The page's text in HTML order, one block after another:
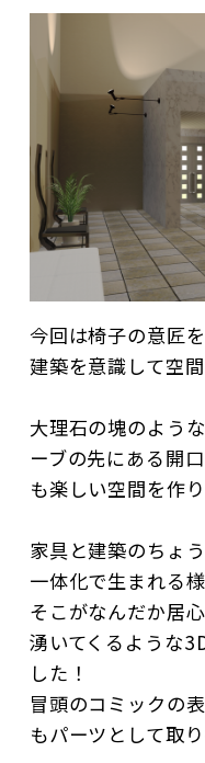
今回は椅子の意匠
建築を意識して空
大理石の塊のよう
ーブの先にある開
も楽しい空間を作
家具と建築のちょ
一体化で生まれる
そこがなんだか居
湧いてくるような
した！
冒頭のコミックの
もパーツとして取り